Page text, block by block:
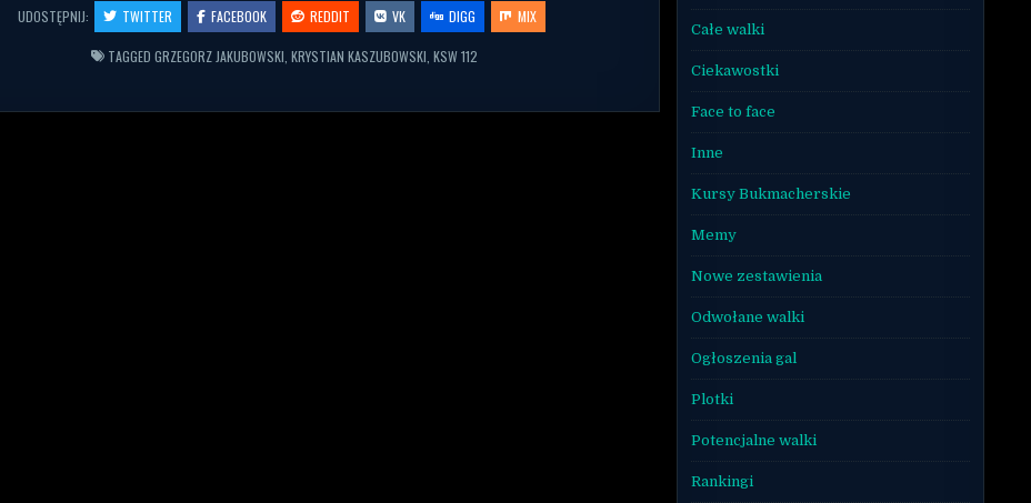
UDOSTĘPNIJ: TWITTER FACEBOOK REDDIT VK DIGG MIX
TAGGED GRZEGORZ JAKUBOWSKI KRYSTIAN KASZUBOWSKI KSW 112
Całe walki
Ciekawostki
Face to face
Inne
Kursy Bukmacherskie
Memy
Nowe zestawienia
Odwołane walki
Ogłoszenia gal
Plotki
Potencjalne walki
Rankingi